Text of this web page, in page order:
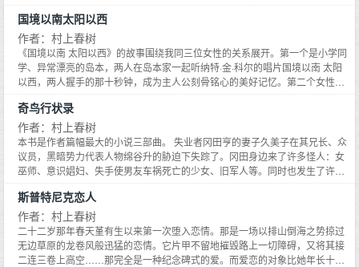
部小说的最根本性的主题。我笔下的主人公迄今大多数是二十几岁至三十几岁
的男性,他们住在东京等大城市,从事专业性工作或者失业,从社会角度看来,决不
是评价高的人,或者莫如说:是在游离于社会主流之外的地方生活的人们。可是他
们自成一统,有不同于他人的个人价值观。在这个意义上,他们保有一贯性,也能
根据情况让自己成为强者。以前我所描写的大体是这样的生活方式、这样的价
态。
国境以南太阳以西
作者：村上春树
《国境以南 太阳以西》的故事围绕我同三位女性的关系展开。第一个是小学同
学、异常漂亮的岛本，两人在岛本家一起听纳特·金·科尔的唱片国境以南 太阳
以西，两人握手的那十秒钟，成为主人公刻骨铭心的美好记忆。第二个女性是
的结合，却被拒绝，不久我同泉的表姐发生性关系，泉得知后愤然离去。第三
个女性是三十岁在旅行中认识的有纪子，结婚后我们开了两间酒吧，有了两个
女儿，过上了一般认为的幸福生活。但岛本在相隔十八年突然出现……这部小
说不妨说是一个人的成长史：追求得到之日即其终止之时，寻觅的过程亦即失
却的过程。
奇鸟行状录
作者：村上春树
本书是作者篇幅最大的小说三部曲。 失业者冈田亨的妻子久美子在其兄长、众
议员，黑暗势力代表人物绵谷升的胁迫下失踪了。冈田身边来了许多怪人：女
巫师、意识娼妇、失手使男友车祸死亡的少女、旧军人等。同时也发生了许多
下向绵谷升挑战，在虚幻中将其击伤，久美子又在现实中将其杀死。本书色彩
诡异，规模宏大，虚实交叉，被称为当代的一千零一夜。 本书在1997年曾由
译林出版，在读者中已具有一定影响。
斯普特尼克恋人
作者：村上春树
二十二岁那年春天堇有生以来第一次堕入恋情。那是一场以排山倒海之势掠过
无边草原的龙卷风般迅猛的恋情。它片甲不留地摧毁路上一切障碍，又将其接
二连三卷上高空……那完全是一种纪念碑式的爱。而爱恋的对象比她年长十七